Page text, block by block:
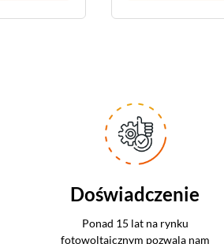
Doświadczenie
Ponad 15 lat na rynku
fotowoltaicznym pozwala nam